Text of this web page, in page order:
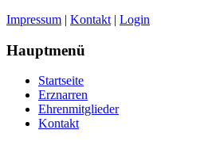
Impressum | Kontakt | Login
Hauptmenü
Startseite
Erznarren
Ehrenmitglieder
Kontakt